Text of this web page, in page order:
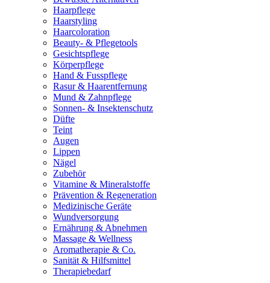
Haarpflege
Haarstyling
Haarcoloration
Beauty- & Pflegetools
Gesichtspflege
Körperpflege
Hand & Fusspflege
Rasur & Haarentfernung
Mund & Zahnpflege
Sonnen- & Insektenschutz
Düfte
Teint
Augen
Lippen
Nägel
Zubehör
Vitamine & Mineralstoffe
Prävention & Regeneration
Medizinische Geräte
Wundversorgung
Ernährung & Abnehmen
Massage & Wellness
Aromatherapie & Co.
Sanität & Hilfsmittel
Therapiebedarf